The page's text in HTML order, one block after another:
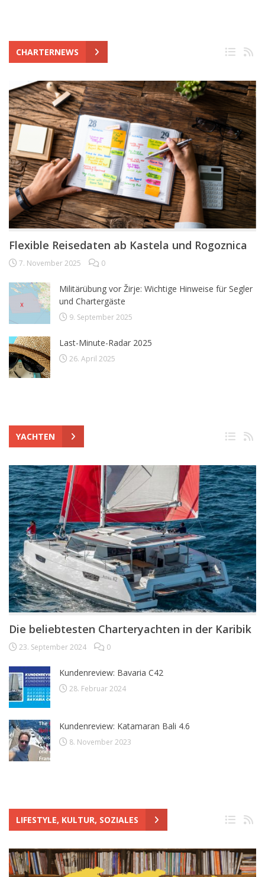
CHARTERNEWS
Flexible Reisedaten ab Kastela und Rogoznica
7. November 2025 0
Militärübung vor Žirje: Wichtige Hinweise für Segler
und Chartergäste
9. September 2025
Last-Minute-Radar 2025
26. April 2025
YACHTEN
Die beliebtesten Charteryachten in der Karibik
23. September 2024 0
Kundenreview: Bavaria C42
28. Februar 2024
Kundenreview: Katamaran Bali 4.6
8. November 2023
LIFESTYLE, KULTUR, SOZIALES